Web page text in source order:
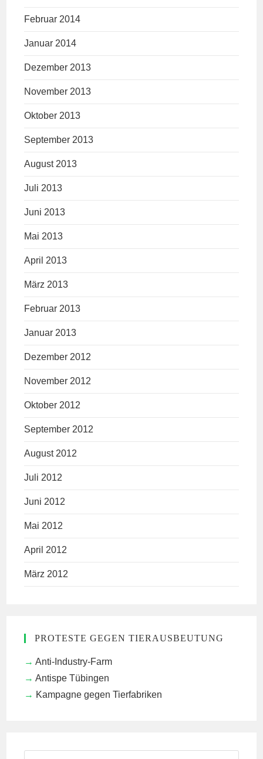
Februar 2014
Januar 2014
Dezember 2013
November 2013
Oktober 2013
September 2013
August 2013
Juli 2013
Juni 2013
Mai 2013
April 2013
März 2013
Februar 2013
Januar 2013
Dezember 2012
November 2012
Oktober 2012
September 2012
August 2012
Juli 2012
Juni 2012
Mai 2012
April 2012
März 2012
PROTESTE GEGEN TIERAUSBEUTUNG
Anti-Industry-Farm
Antispe Tübingen
Kampagne gegen Tierfabriken